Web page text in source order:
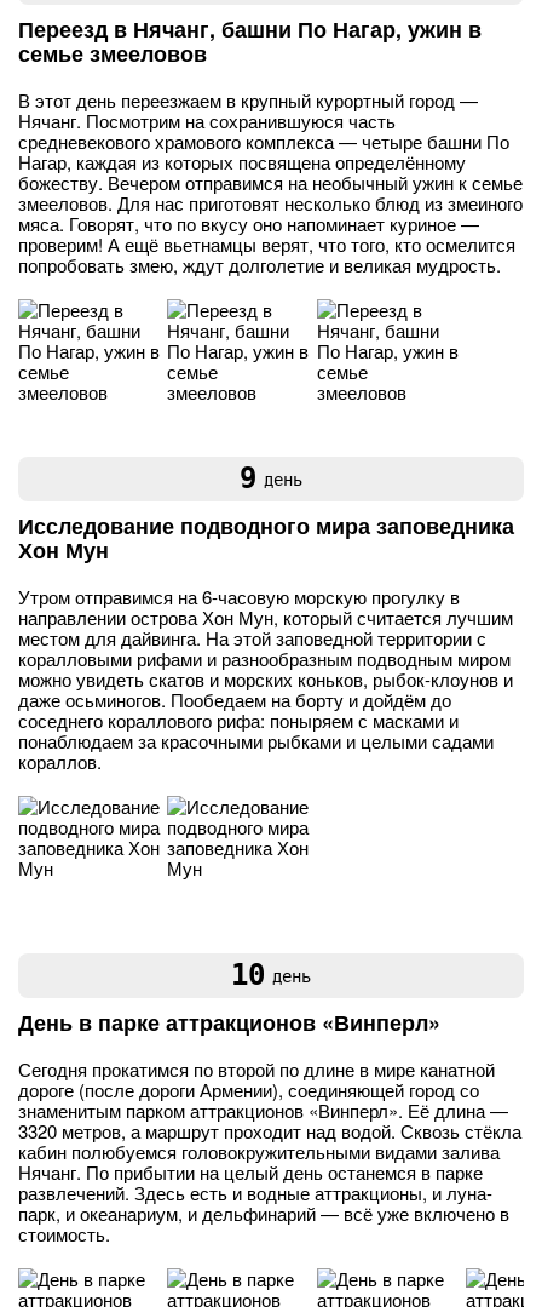
Переезд в Нячанг, башни По Нагар, ужин в
семье змееловов
В этот день переезжаем в крупный курортный город —
Нячанг. Посмотрим на сохранившуюся часть
средневекового храмового комплекса — четыре башни По
Нагар, каждая из которых посвящена определённому
божеству. Вечером отправимся на необычный ужин к семье
змееловов. Для нас приготовят несколько блюд из змеиного
мяса. Говорят, что по вкусу оно напоминает куриное —
проверим! А ещё вьетнамцы верят, что того, кто осмелится
попробовать змею, ждут долголетие и великая мудрость.
9 день
Исследование подводного мира заповедника
Хон Мун
Утром отправимся на 6-часовую морскую прогулку в
направлении острова Хон Мун, который считается лучшим
местом для дайвинга. На этой заповедной территории с
коралловыми рифами и разнообразным подводным миром
можно увидеть скатов и морских коньков, рыбок-клоунов и
даже осьминогов. Пообедаем на борту и дойдём до
соседнего кораллового рифа: поныряем с масками и
понаблюдаем за красочными рыбками и целыми садами
кораллов.
10 день
День в парке аттракционов «Винперл»
Сегодня прокатимся по второй по длине в мире канатной
дороге (после дороги Армении), соединяющей город со
знаменитым парком аттракционов «Винперл». Её длина —
3320 метров, а маршрут проходит над водой. Сквозь стёкла
кабин полюбуемся головокружительными видами залива
Нячанг. По прибытии на целый день останемся в парке
развлечений. Здесь есть и водные аттракционы, и луна-
парк, и океанариум, и дельфинарий — всё уже включено в
стоимость.